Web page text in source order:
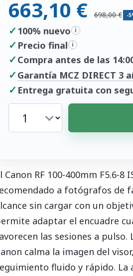
663,10 € 698,00 € -
✓ 100% nuevo i
✓ Precio final i
✓ Compra antes de las
✓ Garantía MCZ DIRECT 3
✓ Entrega gratuita con
Canon RF 100-400mm F5.6-
a fotógrafos de
sin cargar con un
adaptar el encuadre
las sesiones a
calma la imagen del
fluido y rápido. La